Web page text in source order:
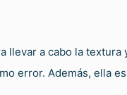
llevar a cabo la textura
error. Además, ella